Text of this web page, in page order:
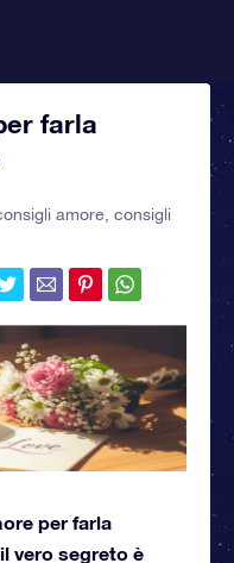
farla
amore ,consigli
per farla
vero segreto è